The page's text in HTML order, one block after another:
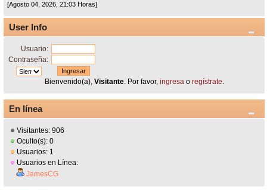
[Agosto 04, 2026, 21:03 Horas]
User Info
Usuario:
Contraseña:
Bienvenido(a), Visitante. Por favor, ingresao regístrate.
En línea
Visitantes: 906
Oculto(s): 0
Usuarios: 1
Usuarios en Línea:
JamesCG